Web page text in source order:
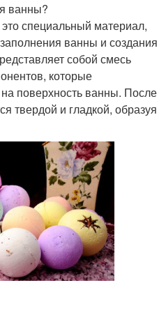
ванны?
специальный материал,
ванны и создания
собой смесь
которые
поверхность ванны. После
твердой и гладкой, образуя